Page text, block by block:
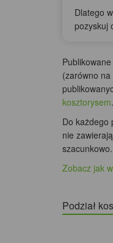
Dlatego
pozyskuj
(zarówno
kosztorysem.
Do każdego
nie
szacunkowo.
Zobacz jak
Podział